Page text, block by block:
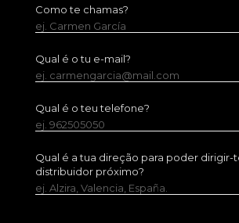
Como te chamas?
ej. Carmen García
Qual é o tu e-mail?
ej. carmengarcia@mail.com
Qual é o teu telefone?
ej. 962505050
Qual é a tua direção para poder dirigir-
distribuidor próximo?
ej. Alzira, Valencia, España.